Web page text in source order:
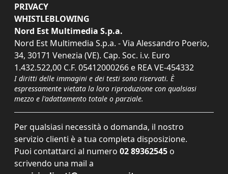
PRIVACY
WHISTLEBLOWING
Nord Est Multimedia S.p.a.
Nord Est Multimedia S.p.a. - Via Alessandro Poerio,
34, 30171 Venezia (VE). Cap. Soc. i.v. Euro
1.432.522,00 C.F. 05412000266 e REA VE-454332
I diritti delle immagini e dei testi sono riservati. È
espressamente vietata la loro riproduzione con qualsiasi
mezzo e l'adattamento totale o parziale.
Per qualsiasi necessità o domanda, il nostro
servizio clienti è a tua completa disposizione.
Puoi contattarci al numero 02 89362545 o
scrivendo una mail a